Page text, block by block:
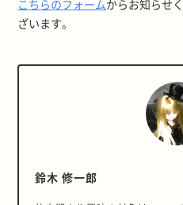
こちらのフォームからお知らせ
ざいます。
鈴木 修一郎